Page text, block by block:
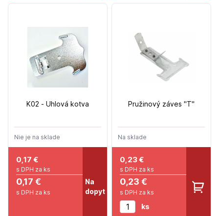
K02 - Uhlová kotva
Nie je na sklade
0,17 €
s DPH za ks
0,17 €
s DPH za ks
Na
dopyt
Pružinový záves "T"
Na sklade
0,23€
s DPH za ks
0,23 €
s DPH za ks
ks